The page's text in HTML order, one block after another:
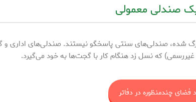
شده، صندلی‌های سنتی پاسخگو نیستند. صندلی‌های اداری و
که نسل زد هنگام کار با گجت‌ها به خود می‌گیرد.
فضای چندمنظوره در دفاتر